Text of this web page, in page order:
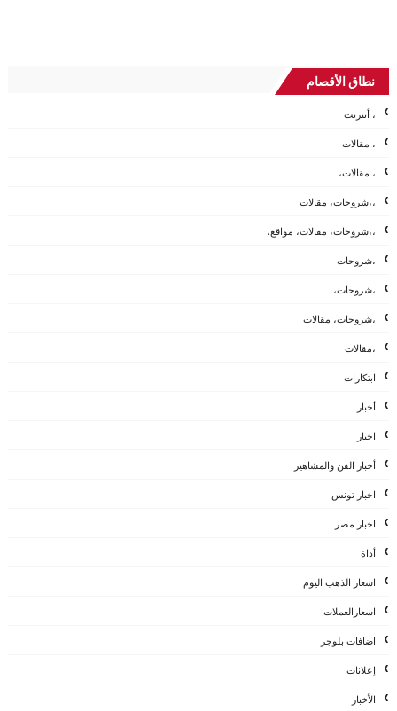
نطاق الأقصام
، أنترنت
، مقالات
، مقالات،
،،شروحات، مقالات
،،شروحات، مقالات، مواقع،
،شروحات
،شروحات،
،شروحات، مقالات
،مقالات
ابتكارات
أخبار
اخبار
أخبار الفن والمشاهير
اخبار تونس
اخبار مصر
أداة
اسعار الذهب اليوم
اسعارالعملات
اضافات بلوجر
إعلانات
الأخبار